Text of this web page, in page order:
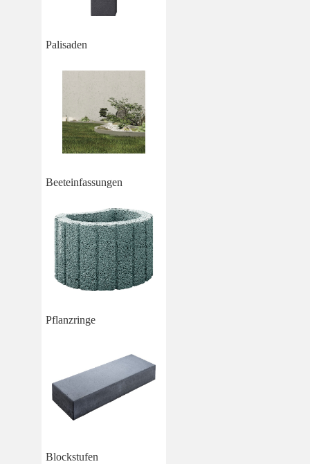
Palisaden
Beeteinfassungen
Pflanzringe
Blockstufen